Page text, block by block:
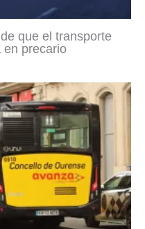
que el transporte
en precario